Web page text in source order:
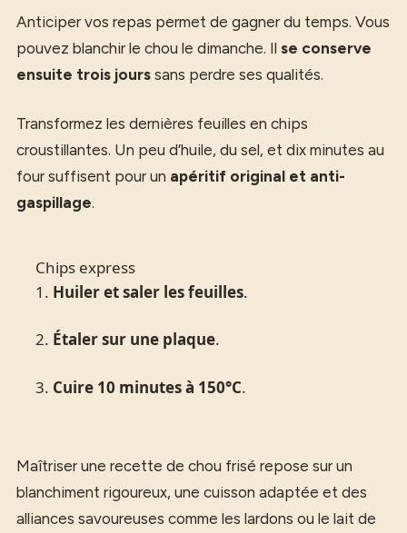
Anticiper vos repas permet de gagner du temps. Vous
pouvez blanchir le chou le dimanche. Il se conserve
ensuite trois jours sans perdre ses qualités.
Transformez les dernières feuilles en chips
croustillantes. Un peu d’huile, du sel, et dix minutes au
four suffisent pour un apéritif original et anti-
gaspillage.
Chips express
1. Huiler et saler les feuilles.
2. Étaler sur une plaque.
3. Cuire 10 minutes à 150°C.
Maîtriser une recette de chou frisé repose sur un
blanchiment rigoureux, une cuisson adaptée et des
alliances savoureuses comme les lardons ou le lait de